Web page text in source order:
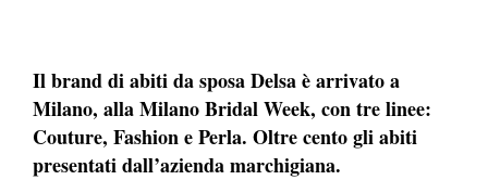
Il brand di abiti da sposa Delsa è arrivato a
Milano, alla Milano Bridal Week, con tre linee:
Couture, Fashion e Perla. Oltre cento gli abiti
presentati dall’azienda marchigiana.